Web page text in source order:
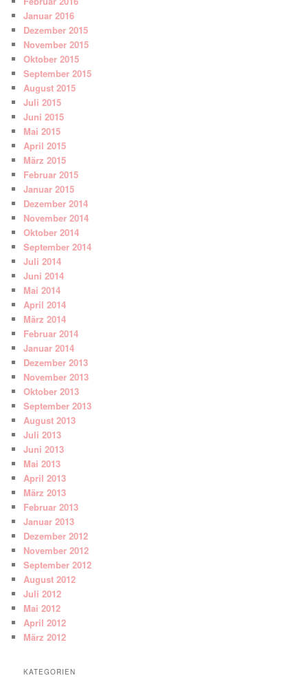
Januar 2016
Dezember 2015
November 2015
Oktober 2015
September 2015
August 2015
Juli 2015
Juni 2015
Mai 2015
April 2015
März 2015
Februar 2015
Januar 2015
Dezember 2014
November 2014
Oktober 2014
September 2014
Juli 2014
Juni 2014
Mai 2014
April 2014
März 2014
Februar 2014
Januar 2014
Dezember 2013
November 2013
Oktober 2013
September 2013
August 2013
Juli 2013
Juni 2013
Mai 2013
April 2013
März 2013
Februar 2013
Januar 2013
Dezember 2012
November 2012
September 2012
August 2012
Juli 2012
Mai 2012
April 2012
März 2012
KATEGORIEN